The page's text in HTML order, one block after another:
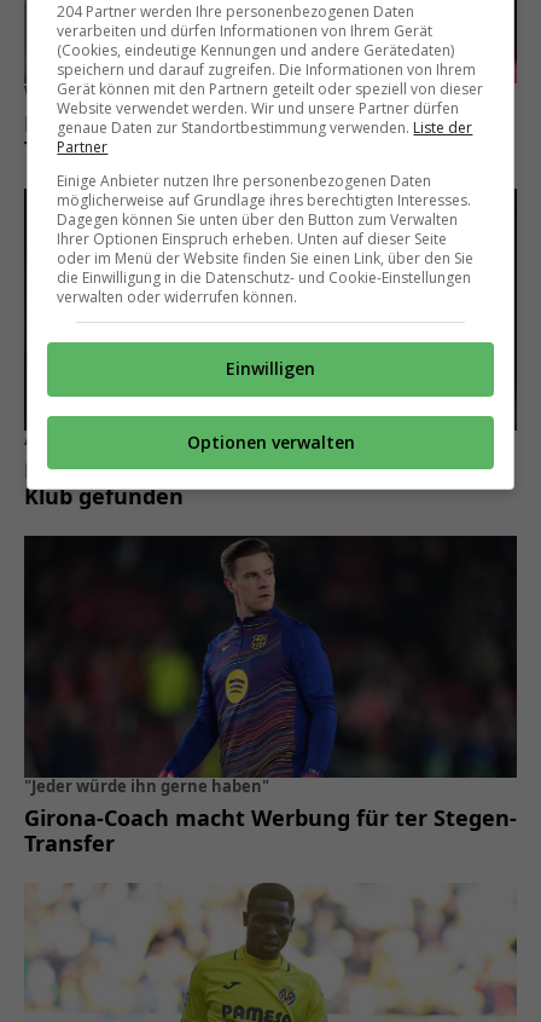
Wie einst Colleen Rooney
Hansi Flick hat Kabinen-Maulwurf mit einem
Trick überführt
Auch in Spanien
Marc-André ter Stegen hat seinen neuen
Klub gefunden
"Jeder würde ihn gerne haben"
Girona-Coach macht Werbung für ter Stegen-
Transfer
204 Partner werden Ihre personenbezogenen Daten
verarbeiten und dürfen Informationen von Ihrem Gerät
(Cookies, eindeutige Kennungen und andere Gerätedaten)
speichern und darauf zugreifen. Die Informationen von Ihrem
Gerät können mit den Partnern geteilt oder speziell von dieser
Website verwendet werden. Wir und unsere Partner dürfen
genaue Daten zur Standortbestimmung verwenden. Liste der
Partner
Einige Anbieter nutzen Ihre personenbezogenen Daten
möglicherweise auf Grundlage ihres berechtigten Interesses.
Dagegen können Sie unten über den Button zum Verwalten
Ihrer Optionen Einspruch erheben. Unten auf dieser Seite
oder im Menü der Website finden Sie einen Link, über den Sie
die Einwilligung in die Datenschutz- und Cookie-Einstellungen
verwalten oder widerrufen können.
Einwilligen
Optionen verwalten